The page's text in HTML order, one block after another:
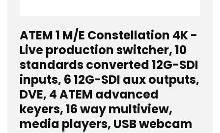
ATEM 1 M/E Constellation 4K -
Live production switcher, 10
standards converted 12G-SDI
inputs, 6 12G-SDI aux outputs,
DVE, 4 ATEM advanced
keyers, 16 way multiview,
media players, USB webcam